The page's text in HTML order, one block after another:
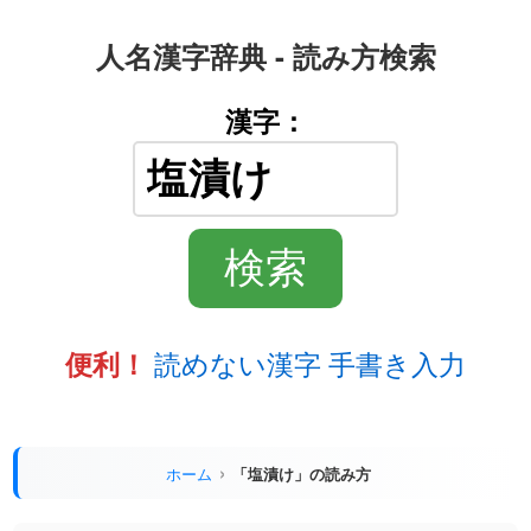
人名漢字辞典 - 読み方検索
漢字：
便利！ 読めない漢字 手書き入力
ホーム 「塩漬け」の読み方